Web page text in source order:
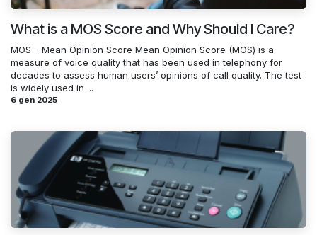
What is a MOS Score and Why Should I Care?
MOS – Mean Opinion Score Mean Opinion Score (MOS) is a
measure of voice quality that has been used in telephony for
decades to assess human users’ opinions of call quality. The test
is widely used in ...
6 gen 2025